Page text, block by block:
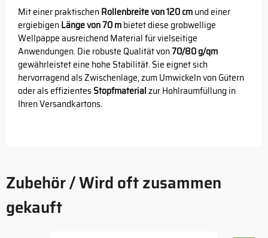
Mit einer praktischenRollenbreite von 120 cmund einer
ergiebigenLänge von 70 mbietet diese grobwellige
Wellpappe ausreichend Material für vielseitige
Anwendungen. Die robuste Qualität von70/80 g/qm
gewährleistet eine hohe Stabilität. Sie eignet sich
hervorragend als Zwischenlage, zum Umwickeln von Gütern
oder als effizientesStopfmaterialzur Hohlraumfüllung in
Ihren Versandkartons.
Zubehör / Wird oft zusammen
gekauft